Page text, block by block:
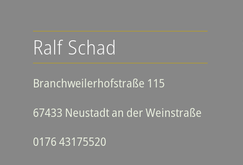
Ralf Schad
Branchweilerhofstraße 115
67433 Neustadt an der Weinstraße
0176 43175520